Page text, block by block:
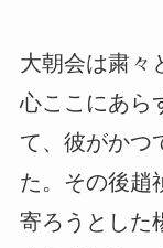
大朝会は粛々
心ここにあら
て、彼がかつ
た。その後趙
寄ろうとした